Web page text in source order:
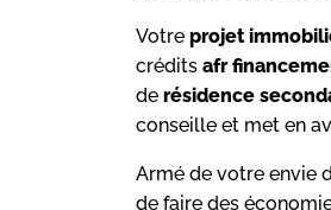
Votre projet
crédits afr
de résidence
conseille et met en
Armé de votre envie
de faire des